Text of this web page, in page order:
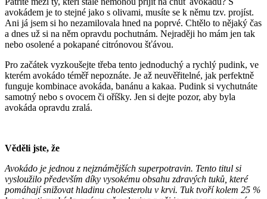
avokádem je to stejné jako s olivami, musíte se k němu tzv. projíst.
Ani já jsem si ho nezamilovala hned na poprvé. Chtělo to nějaký čas
a dnes už si na něm opravdu pochutnám. Nejraději ho mám jen tak
nebo osolené a pokapané citrónovou šťávou.
Pro začátek vyzkoušejte třeba tento jednoduchý a rychlý pudink, ve
kterém avokádo téměř nepoznáte. Je až neuvěřitelné, jak perfektně
funguje kombinace avokáda, banánu a kakaa. Pudink si vychutnáte
samotný nebo s ovocem či oříšky. Jen si dejte pozor, aby byla
avokáda opravdu zralá.
Věděli jste, že
Avokádo je jednou z nejznámějších superpotravin. Tento titul si
vysloužilo především díky vysokému obsahu zdravých tuků, které
pomáhají snižovat hladinu cholesterolu v krvi. Tuk tvoří kolem 25 %